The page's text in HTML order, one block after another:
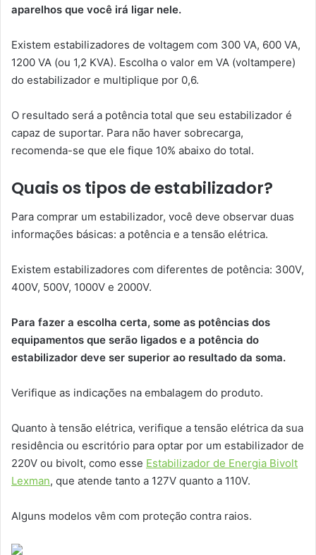
aparelhos que você irá ligar nele.
Existem estabilizadores de voltagem com 300 VA, 600 VA,
1200 VA (ou 1,2 KVA). Escolha o valor em VA (voltampere)
do estabilizador e multiplique por 0,6.
O resultado será a potência total que seu estabilizador é
capaz de suportar. Para não haver sobrecarga,
recomenda-se que ele fique 10% abaixo do total.
Quais os tipos de estabilizador?
Para comprar um estabilizador, você deve observar duas
informações básicas: a potência e a tensão elétrica.
Existem estabilizadores com diferentes de potência: 300V,
400V, 500V, 1000V e 2000V.
Para fazer a escolha certa, some as potências dos
equipamentos que serão ligados e a potência do
estabilizador deve ser superior ao resultado da soma.
Verifique as indicações na embalagem do produto.
Quanto à tensão elétrica, verifique a tensão elétrica da sua
residência ou escritório para optar por um estabilizador de
220V ou bivolt, como esse Estabilizador de Energia Bivolt
Lexman, que atende tanto a 127V quanto a 110V.
Alguns modelos vêm com proteção contra raios.